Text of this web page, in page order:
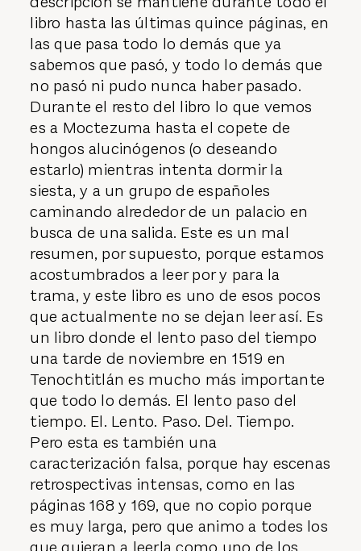
Esta atención al detalle y énfasis en la
descripción se mantiene durante todo el
libro hasta las últimas quince páginas, en
las que pasa todo lo demás que ya
sabemos que pasó, y todo lo demás que
no pasó ni pudo nunca haber pasado.
Durante el resto del libro lo que vemos
es a Moctezuma hasta el copete de
hongos alucinógenos (o deseando
estarlo) mientras intenta dormir la
siesta, y a un grupo de españoles
caminando alrededor de un palacio en
busca de una salida. Este es un mal
resumen, por supuesto, porque estamos
acostumbrados a leer por y para la
trama, y este libro es uno de esos pocos
que actualmente no se dejan leer así. Es
un libro donde el lento paso del tiempo
una tarde de noviembre en 1519 en
Tenochtitlán es mucho más importante
que todo lo demás. El lento paso del
tiempo. El. Lento. Paso. Del. Tiempo.
Pero esta es también una
caracterización falsa, porque hay escenas
retrospectivas intensas, como en las
páginas 168 y 169, que no copio porque